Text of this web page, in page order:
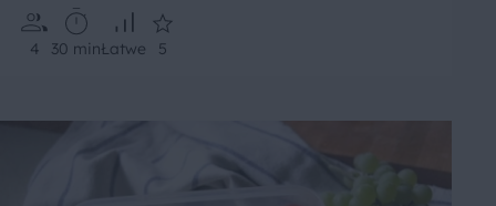
4 30 minŁatwe 5